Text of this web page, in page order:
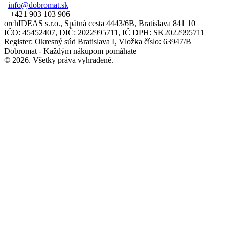
info@dobromat.sk
+421 903 103 906
orchIDEAS s.r.o., Spätná cesta 4443/6B, Bratislava 841 10
IČO: 45452407, DIČ: 2022995711, IČ DPH: SK2022995711
Register: Okresný súd Bratislava I, Vložka číslo: 63947/B
Dobromat - Každým nákupom pomáhate
© 2026. Všetky práva vyhradené.